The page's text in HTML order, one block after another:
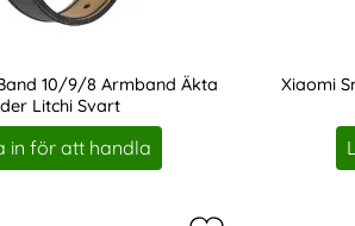
10/9/8 Armband Äkta
Litchi Svart
in för att handla
Xiaomi
Art. nr